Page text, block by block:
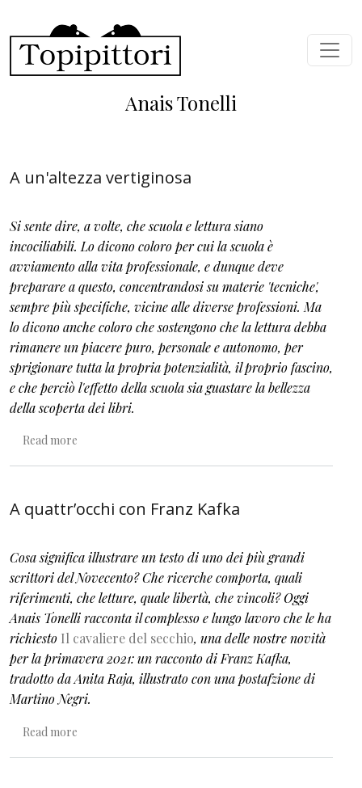
Anais Tonelli
A un'altezza vertiginosa
Si sente dire, a volte, che scuola e lettura siano
incociliabili. Lo dicono coloro per cui la scuola è
avviamento alla vita professionale, e dunque deve
preparare a questo, concentrandosi su materie 'tecniche',
sempre più specifiche, vicine alle diverse professioni. Ma
lo dicono anche coloro che sostengono che la lettura debba
rimanere un piacere puro, personale e autonomo, per
sprigionare tutta la propria potenzialità, il proprio fascino,
e che perciò l'effetto della scuola sia guastare la bellezza
della scoperta dei libri.
Read more
A quattr’occhi con Franz Kafka
Cosa significa illustrare un testo di uno dei più grandi
scrittori del Novecento? Che ricerche comporta, quali
riferimenti, che letture, quale libertà, che vincoli? Oggi
Anais Tonelli racconta il complesso e lungo lavoro che le ha
richiesto Il cavaliere del secchio, una delle nostre novità
per la primavera 2021: un racconto di Franz Kafka,
tradotto da Anita Raja, illustrato con una postafzione di
Martino Negri.
Read more